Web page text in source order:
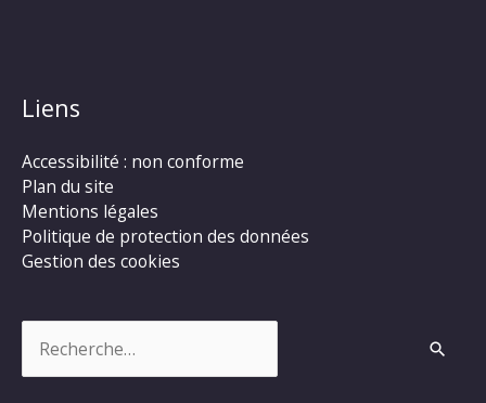
Liens
Accessibilité : non conforme
Plan du site
Mentions légales
Politique de protection des données
Gestion des cookies